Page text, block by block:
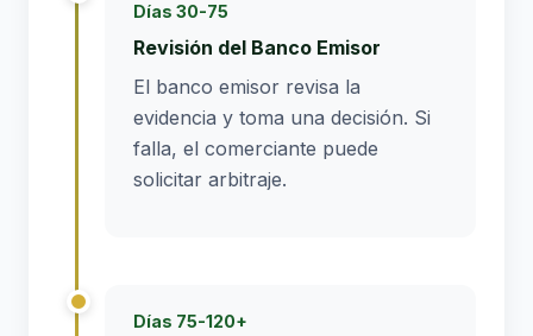
Días 30-75
Revisión del Banco Emisor
El banco emisor revisa la
evidencia y toma una decisión. Si
falla, el comerciante puede
solicitar arbitraje.
Días 75-120+